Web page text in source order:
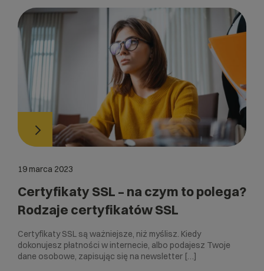
19 marca 2023
Certyfikaty SSL – na czym to polega?
Rodzaje certyfikatów SSL
Certyfikaty SSL są ważniejsze, niż myślisz. Kiedy
dokonujesz płatności w internecie, albo podajesz Twoje
dane osobowe, zapisując się na newsletter […]